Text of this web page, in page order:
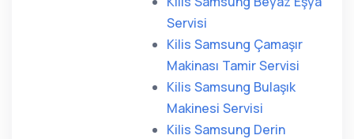
Servisi
Kilis Samsung Çamaşır
Makinası Tamir Servisi
Kilis Samsung Bulaşık
Makinesi Servisi
Kilis Samsung Derin